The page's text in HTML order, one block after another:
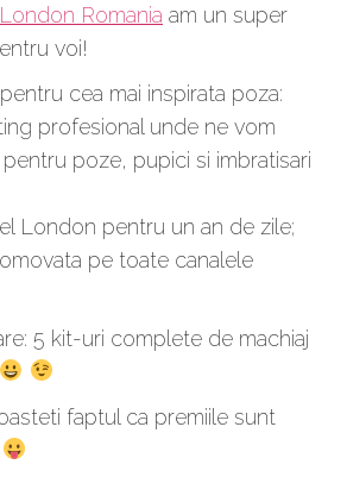
Romania am un super
voi!
cea mai inspirata poza:
profesional unde ne vom
poze, pupici si imbratisari
London pentru un an de zile;
pe toate canalele
5 kit-uri complete de machiaj
faptul ca premiile sunt